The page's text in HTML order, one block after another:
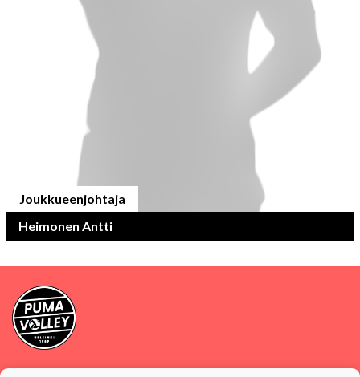
Joukkueenjohtaja
Heimonen Antti